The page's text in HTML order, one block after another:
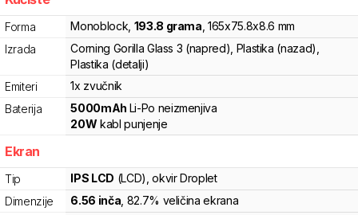
Forma Monoblock 193.8 grama ,165x75.8x8.6 mm
Izrada
Corning Gorilla Glass 3 (napred), Plastika (nazad),
Plastika (detalji)
Emiteri
1x zvučnik
Baterija
5000mAh Li-Po neizmenjiva
20W kabl punjenje
Ekran
Tip IPS LCD (LCD) , okvir Droplet
Dimenzije
6.56 inča , 82.7% veličina ekrana